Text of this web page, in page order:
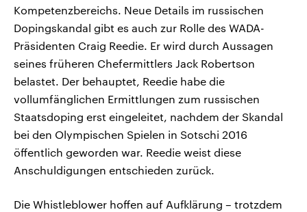
Kompetenzbereichs. Neue Details im russischen
Dopingskandal gibt es auch zur Rolle des WADA-
Präsidenten Craig Reedie. Er wird durch Aussagen
seines früheren Chefermittlers Jack Robertson
belastet. Der behauptet, Reedie habe die
vollumfänglichen Ermittlungen zum russischen
Staatsdoping erst eingeleitet, nachdem der Skandal
bei den Olympischen Spielen in Sotschi 2016
öffentlich geworden war. Reedie weist diese
Anschuldigungen entschieden zurück.
Die Whistleblower hoffen auf Aufklärung – trotzdem